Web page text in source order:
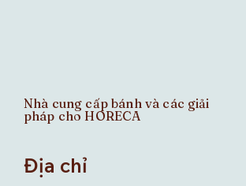
Nhà cung cấp bánh và các giải
pháp cho HORECA
Địa chỉ